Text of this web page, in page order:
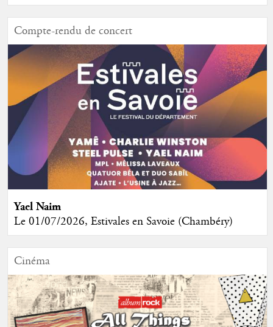
Compte-rendu de concert
Yael Naim
Le 01/07/2026, Estivales en Savoie (Chambéry)
Cinéma